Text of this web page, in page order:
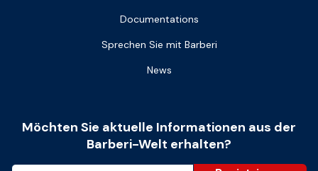
Documentations
Sprechen Sie mit Barberi
News
Möchten Sie aktuelle Informationen aus der
Barberi-Welt erhalten?